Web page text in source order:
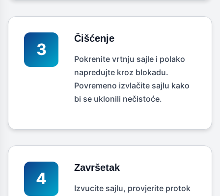
3
Čišćenje
Pokrenite vrtnju sajle i polako
napredujte kroz blokadu.
Povremeno izvlačite sajlu kako
bi se uklonili nečistoće.
4
Završetak
Izvucite sajlu, provjerite protok